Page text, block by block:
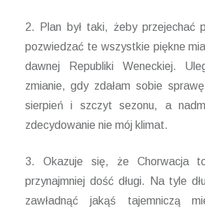
2. Plan był taki, żeby przejechać
pozwiedzać te wszystkie piękne
dawnej Republiki Weneckiej.
zmianie, gdy zdałam sobie
sierpień i szczyt sezonu, a
zdecydowanie nie mój klimat.
3. Okazuje się, że Chorwacja
przynajmniej dość długi. Na tyle
zawładnąć jakąś tajemniczą